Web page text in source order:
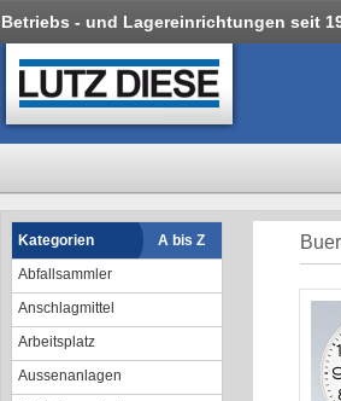
Betriebs - und Lagereinrichtungen seit
Kategorien
A bis Z
Abfallsammler
Anschlagmittel
Arbeitsplatz
Aussenanlagen